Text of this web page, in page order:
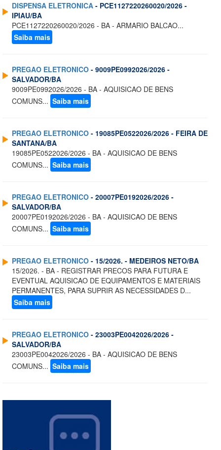
DISPENSA ELETRONICA - PCE1127220260020/2026 -
IPIAU/BA
PCE1127220260020/2026 - BA - ARMARIO BALCAO...
Saiba mais
PREGAO ELETRONICO - 9009PE0992026/2026 -
SALVADOR/BA
9009PE0992026/2026 - BA - AQUISICAO DE BENS
COMUNS... Saiba mais
PREGAO ELETRONICO - 19085PE0522026/2026 - FEIRA DE
SANTANA/BA
19085PE0522026/2026 - BA - AQUISICAO DE BENS
COMUNS... Saiba mais
PREGAO ELETRONICO - 20007PE0192026/2026 -
SALVADOR/BA
20007PE0192026/2026 - BA - AQUISICAO DE BENS
COMUNS... Saiba mais
PREGAO ELETRONICO - 15/2026. - MEDEIROS NETO/BA
15/2026. - BA - REGISTRAR PRECOS PARA FUTURA E
EVENTUAL AQUISICAO DE EQUIPAMENTOS E MATERIAIS
PERMANENTES, PARA SUPRIR AS NECESSIDADES D...
Saiba mais
PREGAO ELETRONICO - 23003PE0042026/2026 -
SALVADOR/BA
23003PE0042026/2026 - BA - AQUISICAO DE BENS
COMUNS... Saiba mais